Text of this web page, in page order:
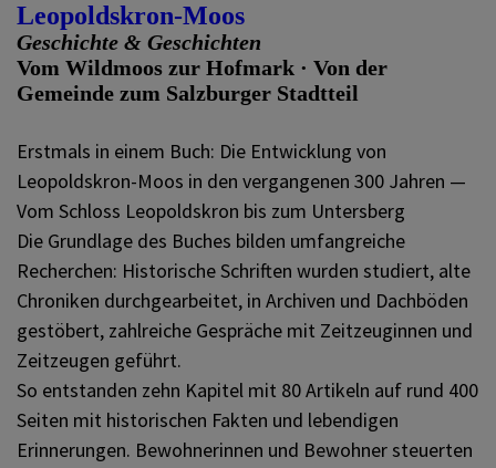
Leopoldskron-Moos
Geschichte & Geschichten
Vom Wildmoos zur Hofmark · Von der
Gemeinde zum Salzburger Stadtteil
Erstmals in einem Buch: Die Entwicklung von
Leopoldskron-Moos in den vergangenen 300 Jahren —
Vom Schloss Leopoldskron bis zum Untersberg
Die Grundlage des Buches bilden umfangreiche
Recherchen: Historische Schriften wurden studiert, alte
Chroniken durchgearbeitet, in Archiven und Dachböden
gestöbert, zahlreiche Gespräche mit Zeitzeuginnen und
Zeitzeugen geführt.
So entstanden zehn Kapitel mit 80 Artikeln auf rund 400
Seiten mit historischen Fakten und lebendigen
Erinnerungen. Bewohnerinnen und Bewohner steuerten